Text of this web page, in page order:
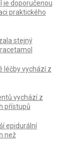
je doporučenou
praktického
stejný
léčby vychází z
vychází z
přístupů
epidurální
než